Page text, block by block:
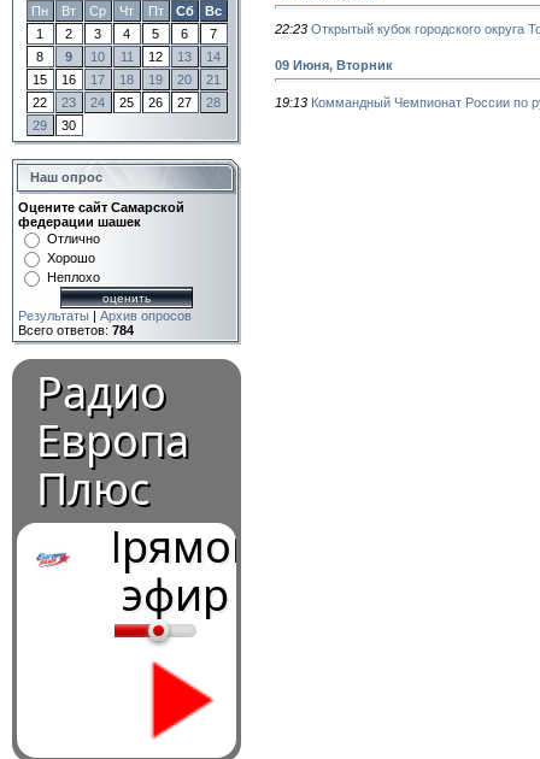
Пн
Вт Ср Чт Пт Сб
Вс
1
2 3 4 5 6
7
8
9 10 11 12 13
14
15
16 17 18 19 20
21
22
23 24 25 26 27
28
29
30
Наш опрос
Оцените сайт Самарской
федерации шашек
Отлично
Хорошо
Неплохо
Результаты | Архив опросов
Всего ответов: 784
Радио
Европа
Плюс
Прямой
эфир
22:23 Открытый кубок городского округа
09 Июня, Вторник
19:13 Коммандный Чемпионат России по